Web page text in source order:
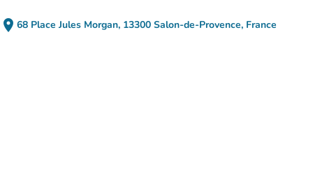
place 68 Place Jules Morgan, 13300 Salon-de-Provence, France
(ouvrir dans Google Maps)
(nouvel onglet)